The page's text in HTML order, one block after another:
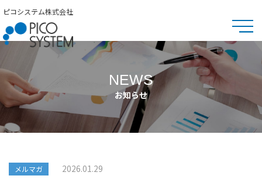
ピコシステム株式会社
NEWS
お知らせ
メルマガ 2026.01.29